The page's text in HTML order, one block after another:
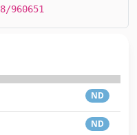
960651
ND
ND